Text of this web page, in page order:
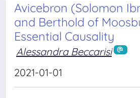
Avicebron (Solomon
and Berthold of
Essential Causality
Alessandra Beccarisi
2021-01-01